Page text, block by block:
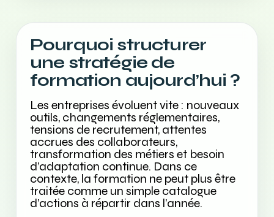
Pourquoi structurer
une stratégie de
formation aujourd’hui ?
Les entreprises évoluent vite : nouveaux
outils, changements réglementaires,
tensions de recrutement, attentes
accrues des collaborateurs,
transformation des métiers et besoin
d’adaptation continue. Dans ce
contexte, la formation ne peut plus être
traitée comme un simple catalogue
d’actions à répartir dans l’année.